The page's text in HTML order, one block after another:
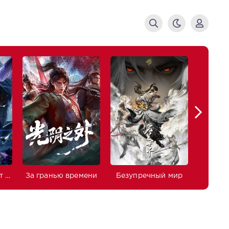
Боевой континент 2: Непревзойдённый клан Тан За гранью времени Безупречный мир